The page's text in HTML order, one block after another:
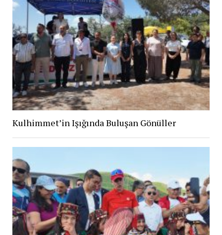
Kulhimmet’in Işığında Buluşan Gönüller